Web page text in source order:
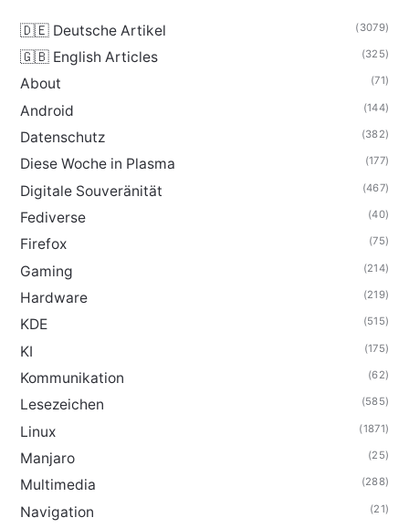
🇩🇪 Deutsche Artikel (3079)
🇬🇧 English Articles (325)
About (71)
Android (144)
Datenschutz (382)
Diese Woche in Plasma (177)
Digitale Souveränität (467)
Fediverse (40)
Firefox (75)
Gaming (214)
Hardware (219)
KDE (515)
KI (175)
Kommunikation (62)
Lesezeichen (585)
Linux (1871)
Manjaro (25)
Multimedia (288)
Navigation (21)